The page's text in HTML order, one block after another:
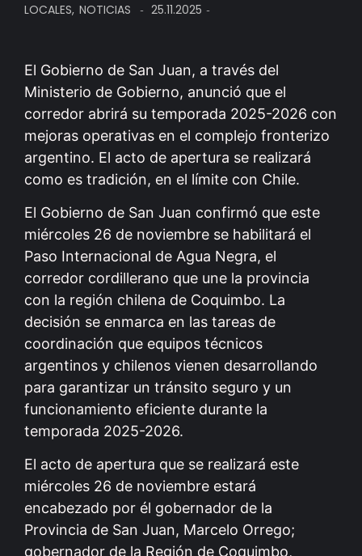
LOCALES, NOTICIAS - 25.11.2025 -
El Gobierno de San Juan, a través del
Ministerio de Gobierno, anunció que el
corredor abrirá su temporada 2025-2026 con
mejoras operativas en el complejo fronterizo
argentino. El acto de apertura se realizará
como es tradición, en el límite con Chile.
El Gobierno de San Juan confirmó que este
miércoles 26 de noviembre se habilitará el
Paso Internacional de Agua Negra, el
corredor cordillerano que une la provincia
con la región chilena de Coquimbo. La
decisión se enmarca en las tareas de
coordinación que equipos técnicos
argentinos y chilenos vienen desarrollando
para garantizar un tránsito seguro y un
funcionamiento eficiente durante la
temporada 2025-2026.
El acto de apertura que se realizará este
miércoles 26 de noviembre estará
encabezado por él gobernador de la
Provincia de San Juan, Marcelo Orrego;
gobernador de la Región de Coquimbo,